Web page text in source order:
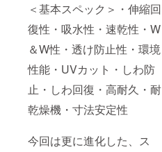
＜基本スペック＞・伸縮回
復性・吸水性・速乾性・W
＆W性・透け防止性・環境
性能・UVカット・しわ防
止・しわ回復・高耐久・耐
乾燥機・寸法安定性
今回は更に進化した、ス